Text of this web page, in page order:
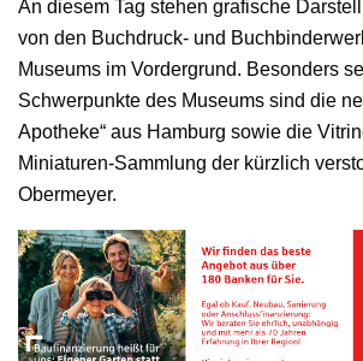
An diesem Tag stehen grafische
von den Buchdruck- und
Museums im Vordergrund. Besonders
Schwerpunkte des Museums sind die
Apotheke“ aus Hamburg sowie die
Miniaturen-Sammlung der kürzlich
Obermeyer.